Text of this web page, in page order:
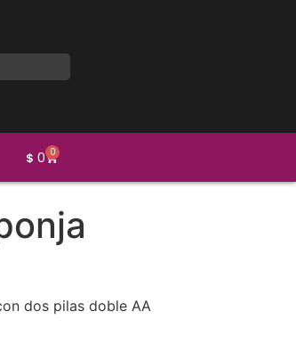
$ 0 0
dos pilas doble AA